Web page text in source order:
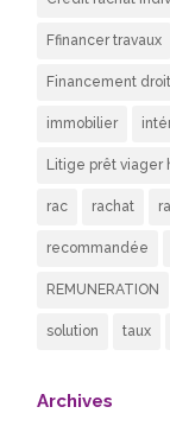
Ffinancer travaux
Financement
immobilier
Litige prêt viager
rac rachat
recommandée
REMUNERATION
solution taux
Archives